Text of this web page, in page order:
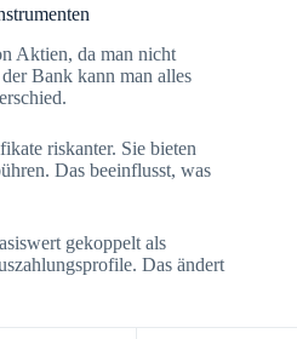
Aktien, da man nicht
Bank kann man alles
riskanter. Sie bieten
Das beeinflusst, was
gekoppelt als
Das ändert